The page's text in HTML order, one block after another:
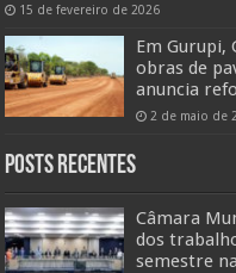
15 de fevereiro de 2026
Em Gurupi,
obras de
anuncia
2 de maio de
Posts Recentes
Câmara
dos
semestre